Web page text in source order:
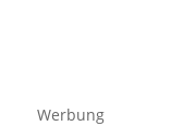
Werbung